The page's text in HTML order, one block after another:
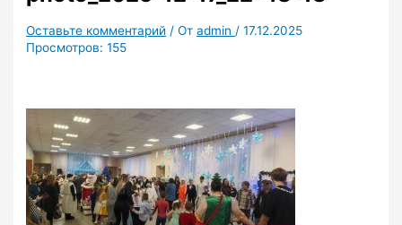
Оставьте комментарий / Отadmin /17.12.2025
Просмотров: 155